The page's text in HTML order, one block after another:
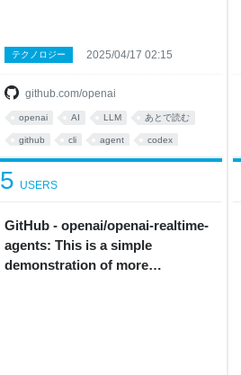
github.com/openai
テクノロジー 2025/04/17 02:15
openai AI LLM あとで読む
github cli agent codex
開発 terminal
GitHub - openai/openai-realtime-
agents: This is a simple
demonstration of more
5 USERS